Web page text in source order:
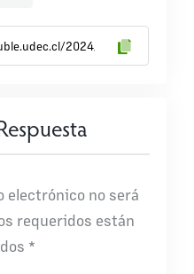
electrónico no será
requeridos están
*